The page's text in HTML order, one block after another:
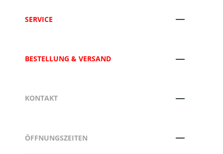
SERVICE
BESTELLUNG & VERSAND
KONTAKT
ÖFFNUNGSZEITEN